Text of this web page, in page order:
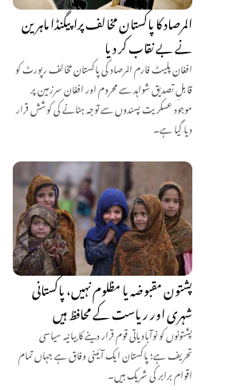
المرصاد کا پاکستان مخالف پراپیگنڈا ماہرین
نے بے نقاب کر دیا
افغان پلیٹ فارم المرصاد کی پاکستان مخالف رپورٹ کو
قابلِ تصدیق شواہد سے محروم اور افغان سرزمین پر
موجود عسکریت پسندوں سے توجہ ہٹانے کی کوشش قرار
دیا گیا ہے۔
پشتون مقبوضہ یا مظلوم نہیں، پاکستانی
شہری اور ریاست کے محافظ ہیں
پشتونوں کو نوآبادیاتی قوم قرار دینے کا بیانیہ سیاسی
تحریف ہے؛ پاکستان ایک آئینی وفاق ہے جہاں تمام
اقوام برابر کی شریک ہیں۔